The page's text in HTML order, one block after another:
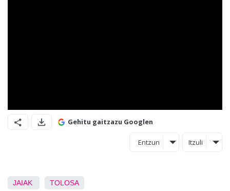
Gehitu gaitzazu Googlen
Entzun Itzuli
JAIAK TOLOSA